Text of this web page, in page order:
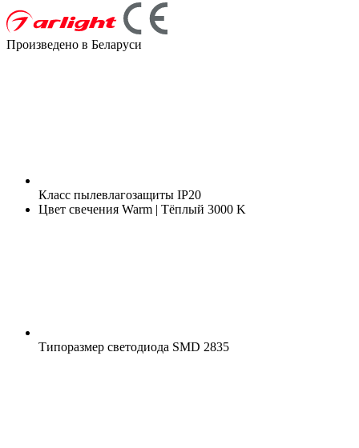
Произведено в Беларуси
Класс пылевлагозащиты IP20
Цвет свечения Warm | Тёплый 3000 K
Типоразмер светодиода SMD 2835